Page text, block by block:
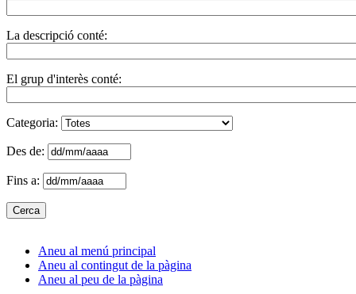
La descripció conté:
El grup d'interès conté:
Categoria:
Des de:
Fins a:
Aneu al menú principal
Aneu al contingut de la pàgina
Aneu al peu de la pàgina